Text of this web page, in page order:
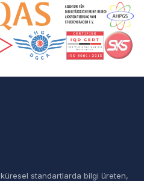
Logoları
standartlarda bilgi üreten,